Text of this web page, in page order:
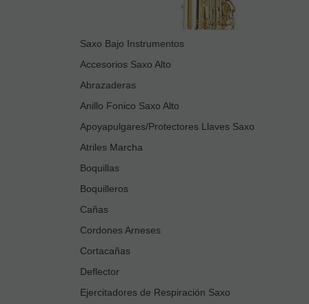
Saxo Bajo Instrumentos
Accesorios Saxo Alto
Abrazaderas
Anillo Fonico Saxo Alto
Apoyapulgares/Protectores Llaves Saxo
Atriles Marcha
Boquillas
Boquilleros
Cañas
Cordones Arneses
Cortacañas
Deflector
Ejercitadores de Respiración Saxo